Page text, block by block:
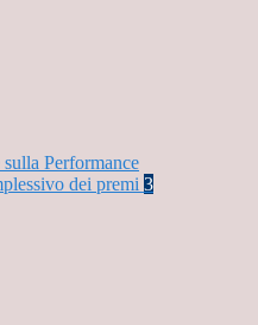
Performance
dei premi 3